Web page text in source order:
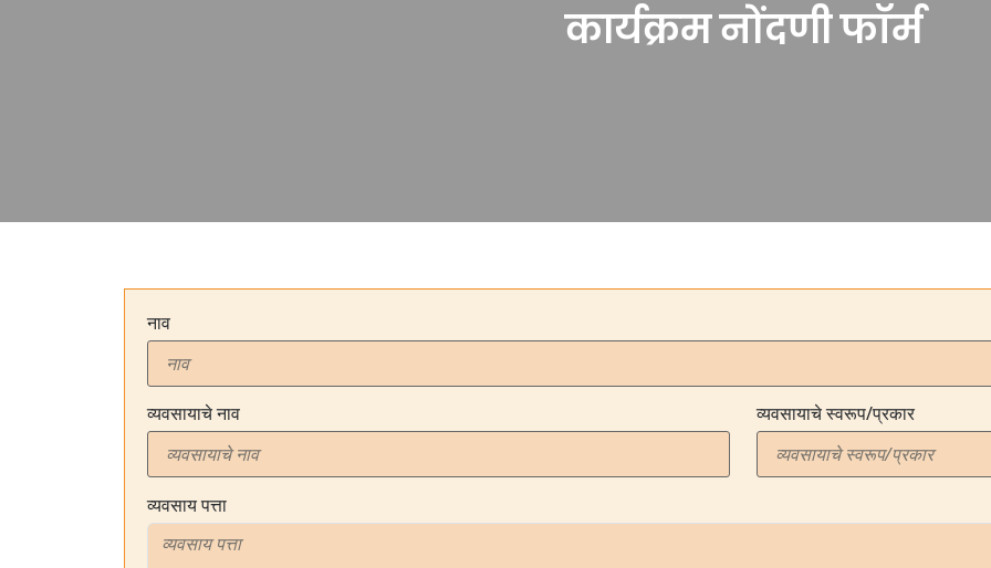
कार्यक्रम नोंदणी फॉर्म
नाव
व्यवसायाचे नाव व्यवसायाचे स्वरूप/प्रकार
व्यवसाय पत्ता